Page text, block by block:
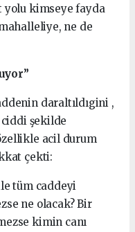
yolu kimseye fayda
ne de
daraltıldıgini ,
şekilde
acil durum
çekti:
tüm caddeyi
ne olacak? Bir
kimin canı